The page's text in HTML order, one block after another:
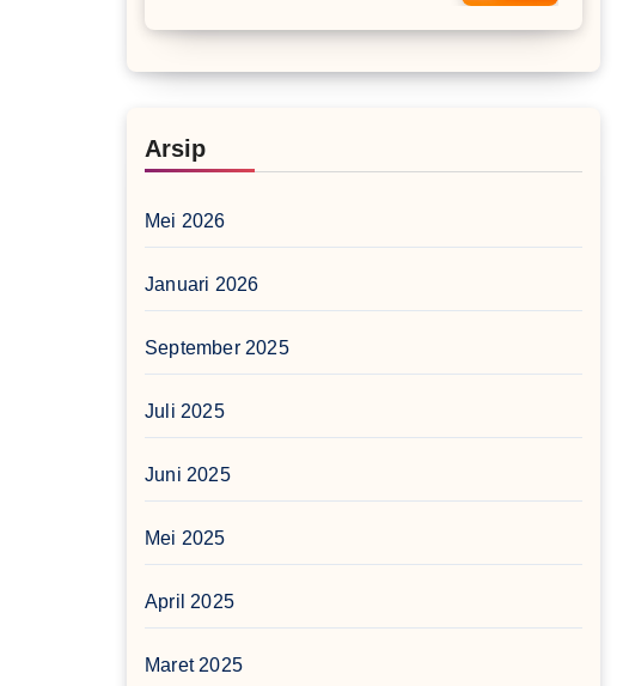
Arsip
Mei 2026
Januari 2026
September 2025
Juli 2025
Juni 2025
Mei 2025
April 2025
Maret 2025